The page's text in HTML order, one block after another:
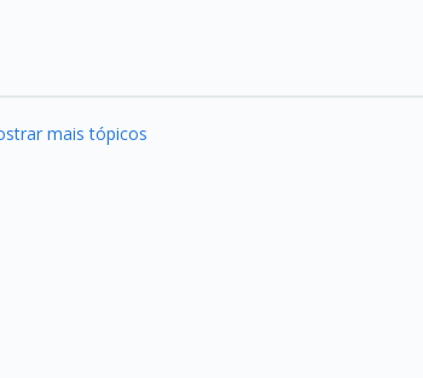
mais tópicos